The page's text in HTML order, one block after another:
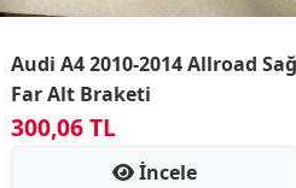
Audi A4 2010-2014 Allroad Sağ
Far Alt Braketi
300,06 TL
İncele